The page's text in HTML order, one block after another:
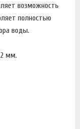
возможность
полностью
воды.
мм.